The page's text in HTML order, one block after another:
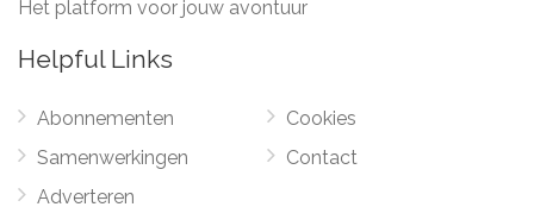
Het platform voor jouw avontuur
Helpful Links
Abonnementen
Samenwerkingen
Adverteren
Cookies
Contact